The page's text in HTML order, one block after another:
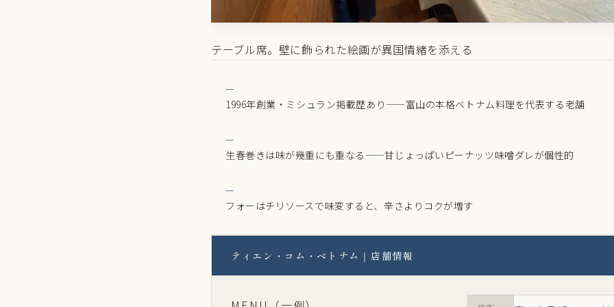
テーブル席。壁に飾られた絵画が異国情緒を添える
1996年創業・ミシュラン掲載歴あり——富山の本格ベトナム料理を代表する老舗
生春巻きは味が幾重にも重なる——甘じょっぱいピーナッツ味噌ダレが個性的
フォーはチリソースで味変すると、辛さよりコクが増す
ティエン・コム・ベトナム｜店舗情報